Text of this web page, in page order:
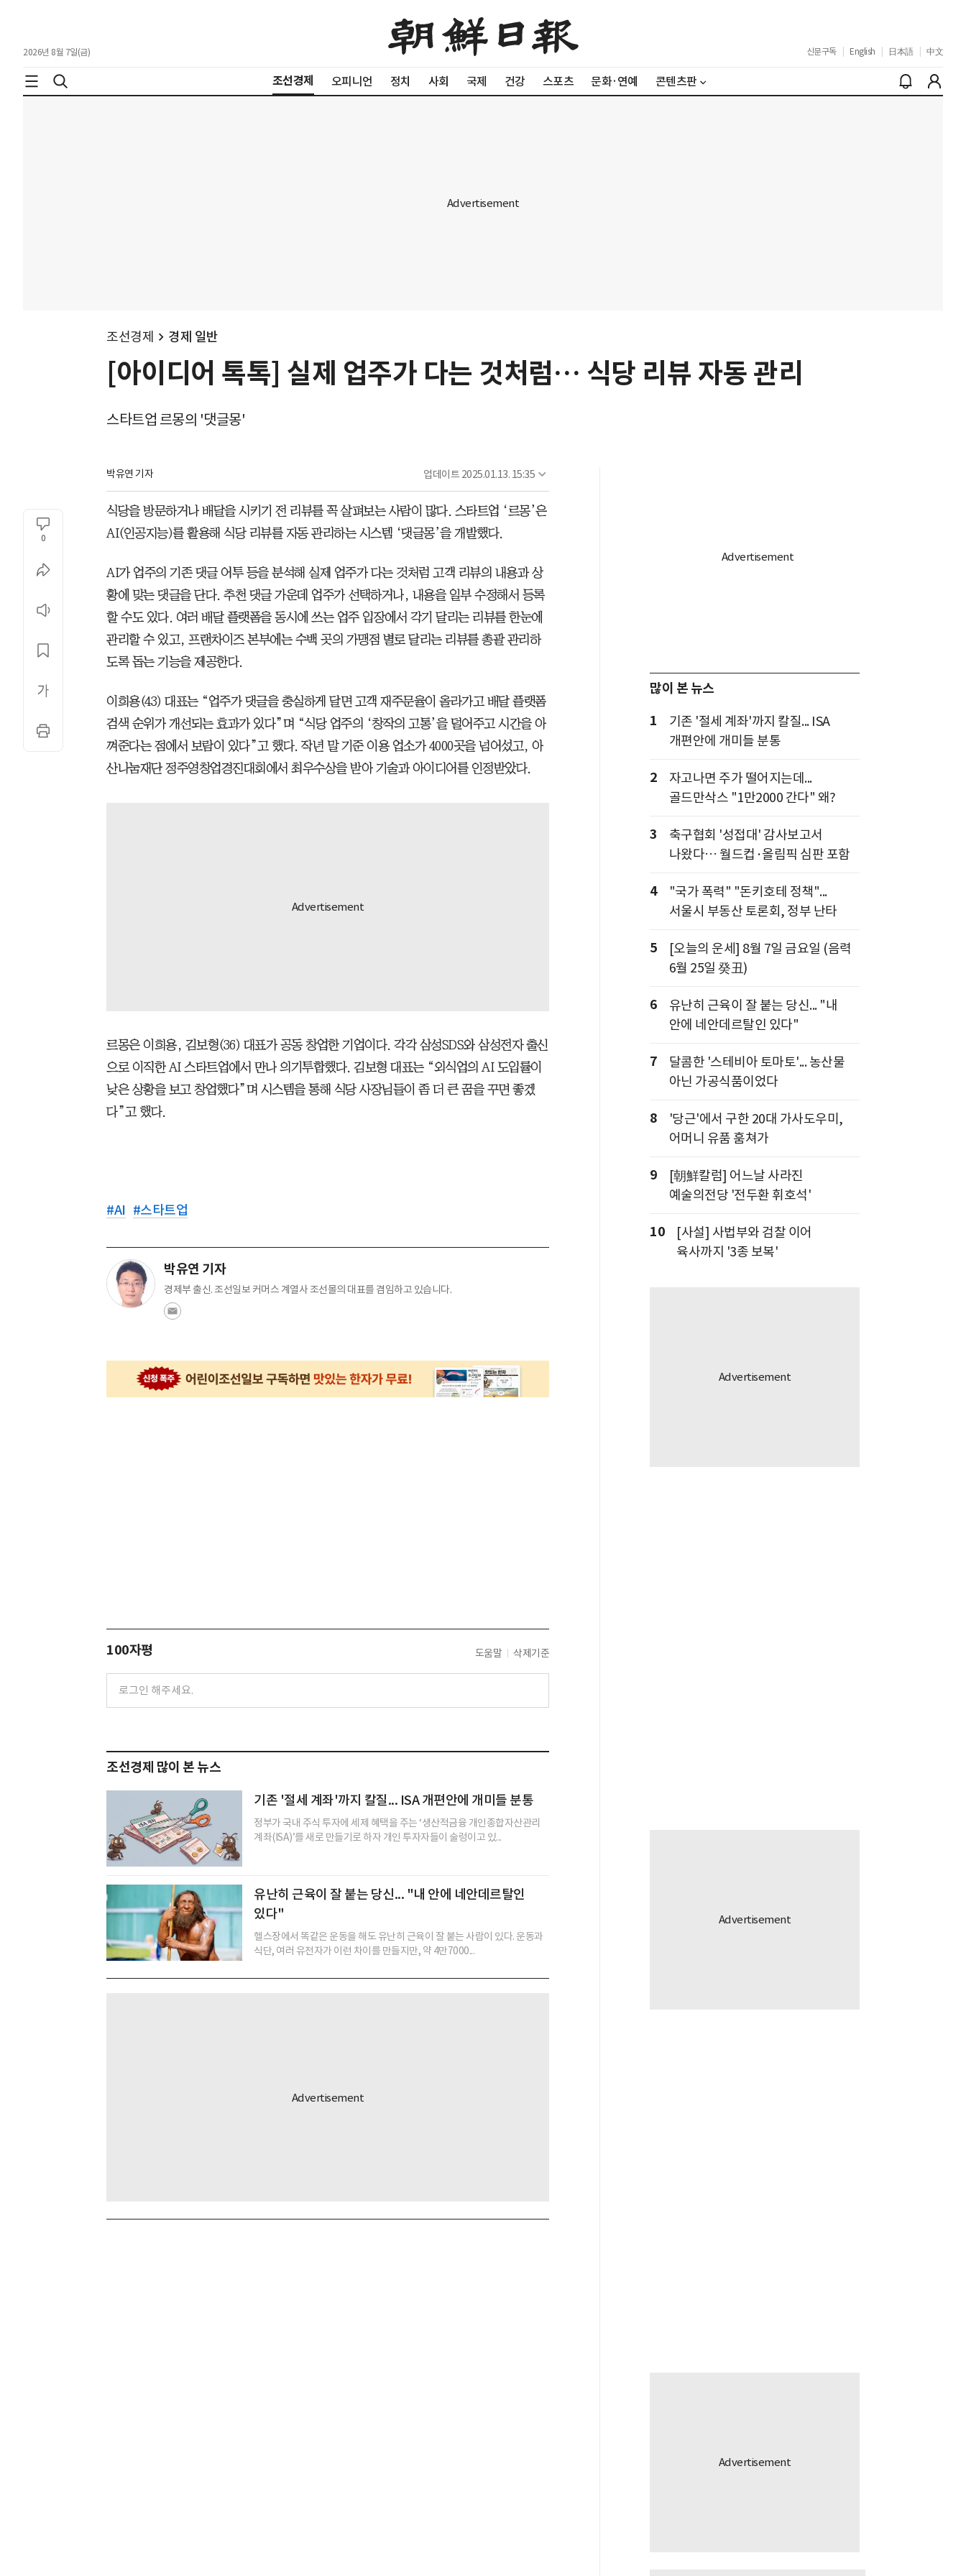
2026년 8월 7일(금) 신문구독 English 日本語 中文
조선경제 오피니언 정치 사회 국제 건강 스포츠 문화·연예 콘텐츠판
조선경제 경제 일반
[아이디어 톡톡] 실제 업주가 다는 것처럼… 식당 리뷰 자동 관리
스타트업 르몽의 '댓글몽'
박유연 기자 업데이트 2025.01.13. 15:35
0
식당을 방문하거나 배달을 시키기 전 리뷰를 꼭 살펴보는 사람이 많다. 스타트업 ‘르몽’은
AI(인공지능)를 활용해 식당 리뷰를 자동 관리하는 시스템 ‘댓글몽’을 개발했다.
AI가 업주의 기존 댓글 어투 등을 분석해 실제 업주가 다는 것처럼 고객 리뷰의 내용과 상
황에 맞는 댓글을 단다. 추천 댓글 가운데 업주가 선택하거나, 내용을 일부 수정해서 등록
할 수도 있다. 여러 배달 플랫폼을 동시에 쓰는 업주 입장에서 각기 달리는 리뷰를 한눈에
관리할 수 있고, 프랜차이즈 본부에는 수백 곳의 가맹점 별로 달리는 리뷰를 총괄 관리하
도록 돕는 기능을 제공한다.
이희용(43) 대표는 “업주가 댓글을 충실하게 달면 고객 재주문율이 올라가고 배달 플랫폼
검색 순위가 개선되는 효과가 있다”며 “식당 업주의 ‘창작의 고통’을 덜어주고 시간을 아
껴준다는 점에서 보람이 있다”고 했다. 작년 말 기준 이용 업소가 4000곳을 넘어섰고, 아
산나눔재단 정주영창업경진대회에서 최우수상을 받아 기술과 아이디어를 인정받았다.
르몽은 이희용, 김보형(36) 대표가 공동 창업한 기업이다. 각각 삼성SDS와 삼성전자 출신
으로 이직한 AI 스타트업에서 만나 의기투합했다. 김보형 대표는 “외식업의 AI 도입률이
낮은 상황을 보고 창업했다”며 시스템을 통해 식당 사장님들이 좀 더 큰 꿈을 꾸면 좋겠
다”고 했다.
#AI #스타트업
박유연 기자
경제부 출신. 조선일보 커머스 계열사 조선몰의 대표를 겸임하고 있습니다.
100자평 도움말 삭제기준
조선경제 많이 본 뉴스
기존 '절세 계좌'까지 칼질... ISA 개편안에 개미들 분통
정부가 국내 주식 투자에 세제 혜택을 주는 ‘생산적금융 개인종합자산관리
계좌(ISA)’를 새로 만들기로 하자 개인 투자자들이 술렁이고 있...
유난히 근육이 잘 붙는 당신... "내 안에 네안데르탈인
있다"
헬스장에서 똑같은 운동을 해도 유난히 근육이 잘 붙는 사람이 있다. 운동과
식단, 여러 유전자가 이런 차이를 만들지만, 약 4만7000...
많이 본 뉴스
1
기존 '절세 계좌'까지 칼질... ISA
개편안에 개미들 분통
2
자고나면 주가 떨어지는데...
골드만삭스 "1만2000 간다" 왜?
3
축구협회 '성접대' 감사보고서
나왔다… 월드컵·올림픽 심판 포함
4
"국가 폭력" "돈키호테 정책"...
서울시 부동산 토론회, 정부 난타
5
[오늘의 운세] 8월 7일 금요일 (음력
6월 25일 癸丑)
6
유난히 근육이 잘 붙는 당신... "내
안에 네안데르탈인 있다"
7
달콤한 '스테비아 토마토'... 농산물
아닌 가공식품이었다
8
'당근'에서 구한 20대 가사도우미,
어머니 유품 훔쳐가
9
[朝鮮칼럼] 어느날 사라진
예술의전당 '전두환 휘호석'
10
[사설] 사법부와 검찰 이어
육사까지 '3종 보복'